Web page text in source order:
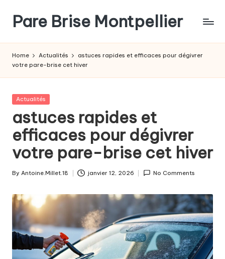
content
Pare Brise Montpellier
Home Actualités
astuces rapides et efficaces pour dégivrer
votre pare-brise cet hiver
Posted
Actualités
astuces rapides et
efficaces pour dégivrer
votre pare-brise cet hiver
Posted
By Antoine.Millet.18 janvier 12, 2026 No Comments